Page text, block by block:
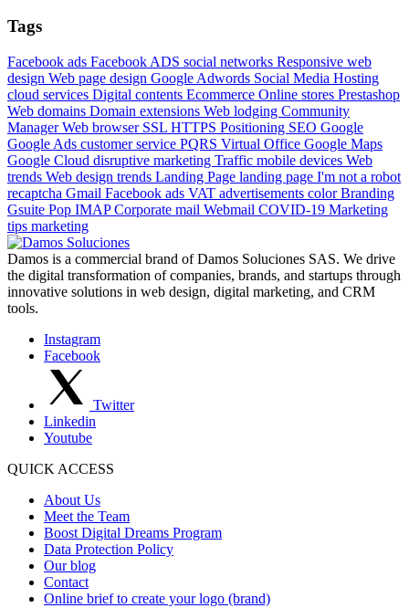
Tags
Facebook ads Facebook ADS social networks Responsive web
design Web page design Google Adwords Social Media Hosting
cloud services Digital contents Ecommerce Online stores Prestashop
Web domains Domain extensions Web lodging Community
ManagerWeb browser SSL HTTPS Positioning SEO Google
Google Ads customer service PQRS Virtual Office Google Maps
Google Cloud disruptive marketing Traffic mobile devices Web
trends Web design trends Landing Page landing page I'm not a robot
recaptcha Gmail Facebook ads VAT advertisements colorBranding
Gsuite Pop IMAPCorporate mail Webmail COVID-19 Marketing
tips marketing
Damos is a commercial brand of Damos Soluciones SAS. We drive
the digital transformation of companies, brands, and startups through
innovative solutions in web design, digital marketing, and CRM
tools.
Instagram
Facebook
Twitter
Linkedin
Youtube
QUICK ACCESS
About Us
Meet the Team
Boost Digital Dreams Program
Data Protection Policy
Our blog
Contact
Online brief to create your logo (brand)